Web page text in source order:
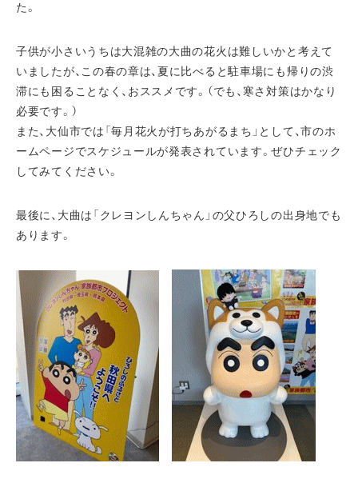
た。
子供が小さいうちは大混雑の大曲の花火は難しいかと考えて
いましたが、この春の章は、夏に比べると駐車場にも帰りの渋
滞にも困ることなく、おススメです。（でも、寒さ対策はかなり
必要です。）
また、大仙市では「毎月花火が打ちあがるまち」として、市のホ
ームページでスケジュールが発表されています。ぜひチェック
してみてください。
最後に、大曲は「クレヨンしんちゃん」の父ひろしの出身地でも
あります。